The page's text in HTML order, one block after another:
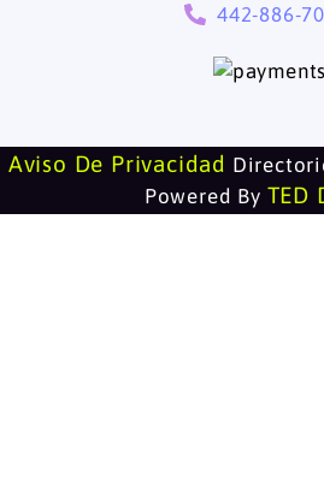
442-886-
Aviso De Privacidad
Powered By TED